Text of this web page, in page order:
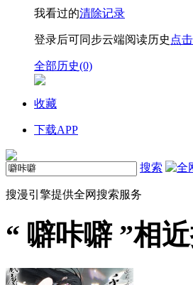
我看过的清除记录
登录后可同步云端阅读历史 点
全部历史(0)
收藏
下载APP
搜索
搜漫引擎提供全网搜索服务
“ 噼咔噼 ”相